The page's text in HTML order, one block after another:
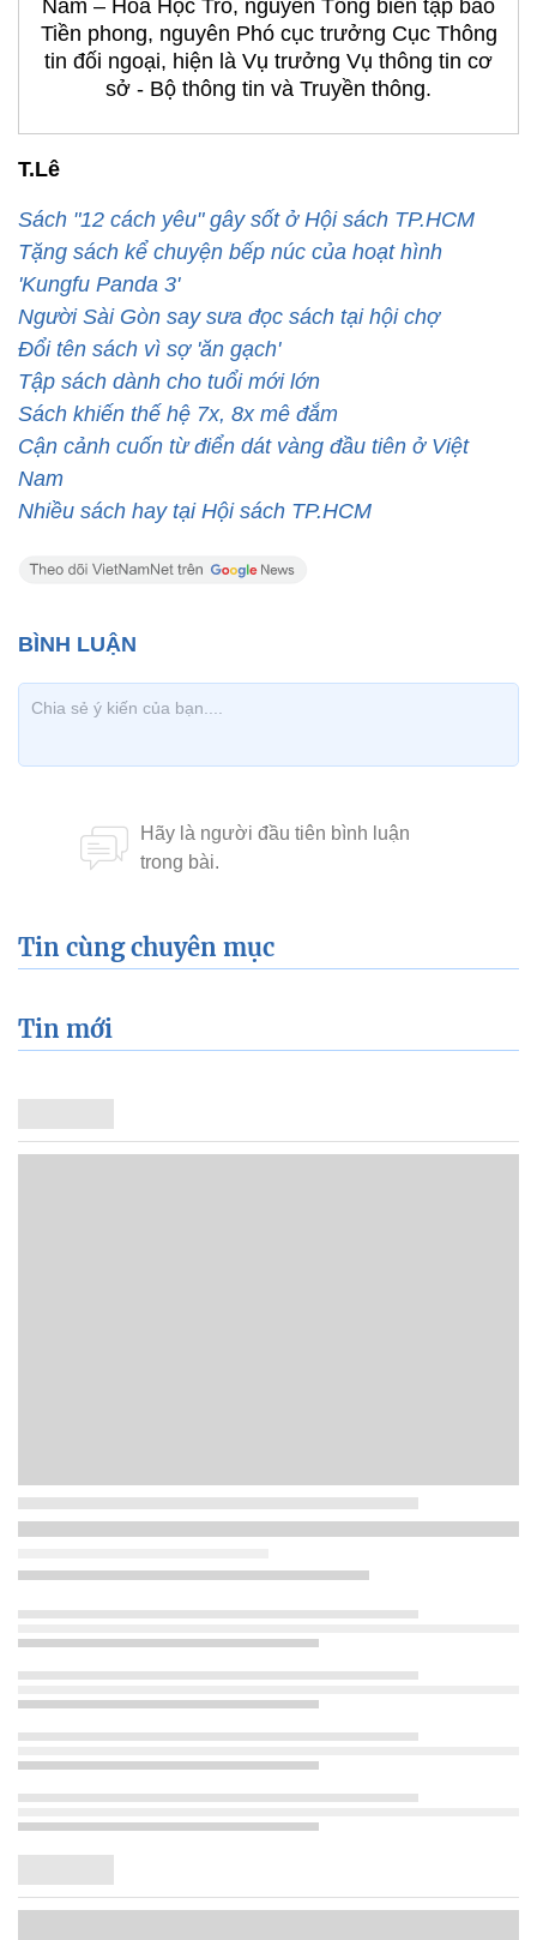
Nam – Hoa Học Trò, nguyên Tổng biên tập báo
Tiền phong, nguyên Phó cục trưởng Cục Thông
tin đối ngoại, hiện là Vụ trưởng Vụ thông tin cơ
sở - Bộ thông tin và Truyền thông.
T.Lê
Sách "12 cách yêu" gây sốt ở Hội sách TP.HCM
Tặng sách kể chuyện bếp núc của hoạt hình
'Kungfu Panda 3'
Người Sài Gòn say sưa đọc sách tại hội chợ
Đổi tên sách vì sợ 'ăn gạch'
Tập sách dành cho tuổi mới lớn
Sách khiến thế hệ 7x, 8x mê đắm
Cận cảnh cuốn từ điển dát vàng đầu tiên ở Việt
Nam
Nhiều sách hay tại Hội sách TP.HCM
Tin cùng chuyên mục
Tin mới